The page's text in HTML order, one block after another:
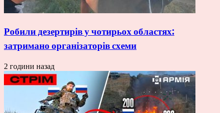
Робили дезертирів у чотирьох областях:
затримано організаторів схеми
2 години назад